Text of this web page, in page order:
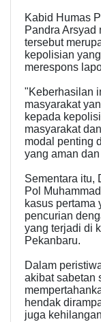
Kabid Humas
Pandra Arsyad
tersebut
kepolisian
merespons
"Keberhasilan
masyarakat
kepada
masyarakat
modal penting
yang aman
Sementara itu,
Pol
kasus pertama
pencurian
yang terjadi di
Pekanbaru.
Dalam
akibat sabetan
hendak
juga